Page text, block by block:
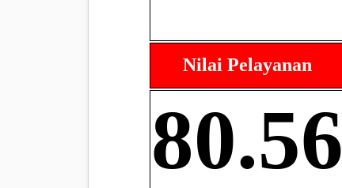
Nilai Pelayanan
80.56